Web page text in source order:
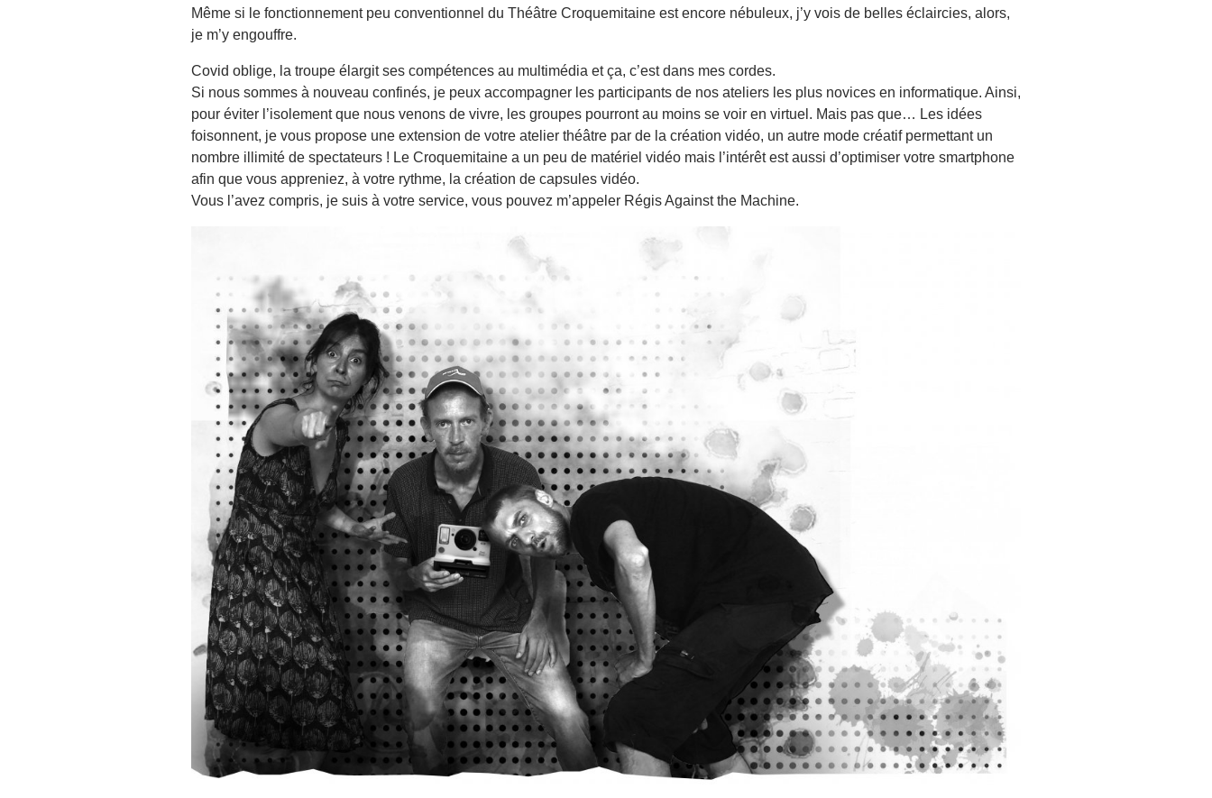
Même si le fonctionnement peu conventionnel du Théâtre Croquemitaine est encore nébuleux, j’y vois de belles éclaircies, alors,
je m’y engouffre.
Covid oblige, la troupe élargit ses compétences au multimédia et ça, c’est dans mes cordes.
Si nous sommes à nouveau confinés, je peux accompagner les participants de nos ateliers les plus novices en informatique. Ainsi,
pour éviter l’isolement que nous venons de vivre, les groupes pourront au moins se voir en virtuel. Mais pas que… Les idées
foisonnent, je vous propose une extension de votre atelier théâtre par de la création vidéo, un autre mode créatif permettant un
nombre illimité de spectateurs ! Le Croquemitaine a un peu de matériel vidéo mais l’intérêt est aussi d’optimiser votre smartphone
afin que vous appreniez, à votre rythme, la création de capsules vidéo.
Vous l’avez compris, je suis à votre service, vous pouvez m’appeler Régis Against the Machine.